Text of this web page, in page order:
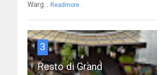
Warg... Readmore
3
Resto di Grand